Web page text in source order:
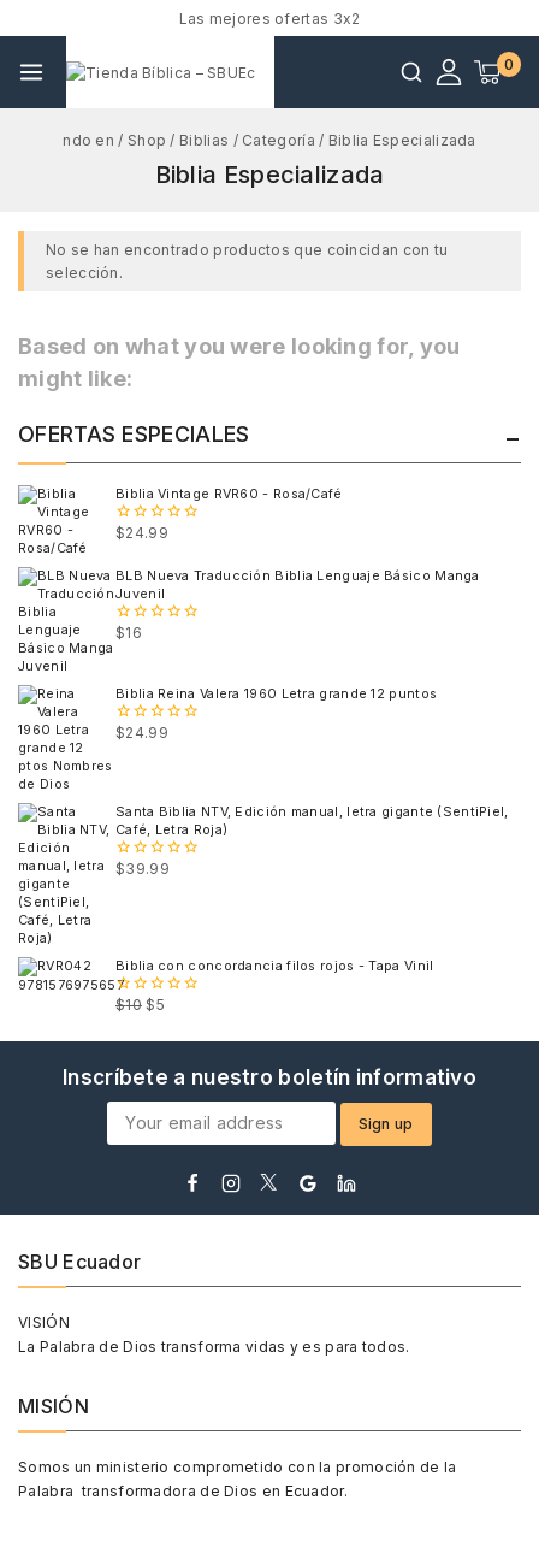
Las mejores ofertas 3x2
0
ndo en / Shop / Biblias / Categoría / Biblia Especializada
Biblia Especializada
No se han encontrado productos que coincidan con tu
selección.
Based on what you were looking for, you
might like:
OFERTAS ESPECIALES
Biblia Vintage RVR60 - Rosa/Café
0
5
$24.99
BLB Nueva Traducción Biblia Lenguaje Básico Manga
Juvenil
0
$16
Biblia Reina Valera 1960 Letra grande 12 puntos
0
$24.99
Santa Biblia NTV, Edición manual, letra gigante (SentiPiel,
Café, Letra Roja)
0
$39.99
Biblia con concordancia filos rojos - Tapa Vinil
0
of
$10 $5
Inscríbete a nuestro boletín informativo
SBU Ecuador
VISIÓN
La Palabra de Dios transforma vidas y es para todos.
MISIÓN
Somos un ministerio comprometido con la promoción de la
Palabra transformadora de Dios en Ecuador.